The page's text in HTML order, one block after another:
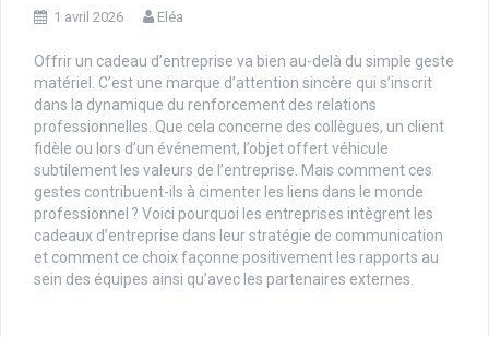
1 avril 2026 Eléa
Offrir un cadeau d’entreprise va bien au-delà du simple geste
matériel. C’est une marque d’attention sincère qui s’inscrit
dans la dynamique du renforcement des relations
professionnelles. Que cela concerne des collègues, un client
fidèle ou lors d’un événement, l’objet offert véhicule
subtilement les valeurs de l’entreprise. Mais comment ces
gestes contribuent-ils à cimenter les liens dans le monde
professionnel ? Voici pourquoi les entreprises intègrent les
cadeaux d’entreprise dans leur stratégie de communication
et comment ce choix façonne positivement les rapports au
sein des équipes ainsi qu’avec les partenaires externes.